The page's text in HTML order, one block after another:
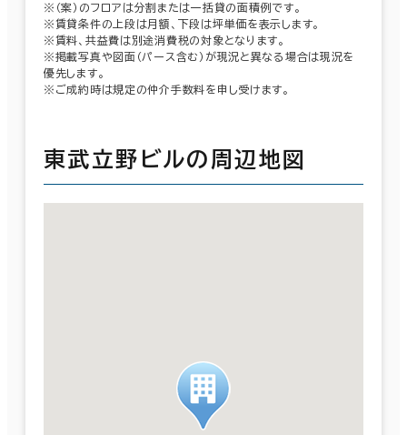
※（案）のフロアは分割または一括貸の面積例です。
※賃貸条件の上段は月額、下段は坪単価を表示します。
※賃料、共益費は別途消費税の対象となります。
※掲載写真や図面（パース含む）が現況と異なる場合は現況を
優先します。
※ご成約時は規定の仲介手数料を申し受けます。
東武立野ビルの周辺地図